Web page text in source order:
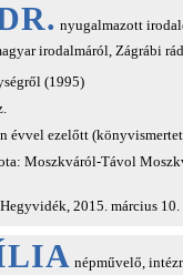
nyugalmazott
irodalmáról, Zágrábi
(1995)
ezelőtt
Moszkváról-Távol
2015. március 10.
népművelő,